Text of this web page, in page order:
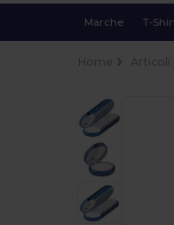
Marche T-